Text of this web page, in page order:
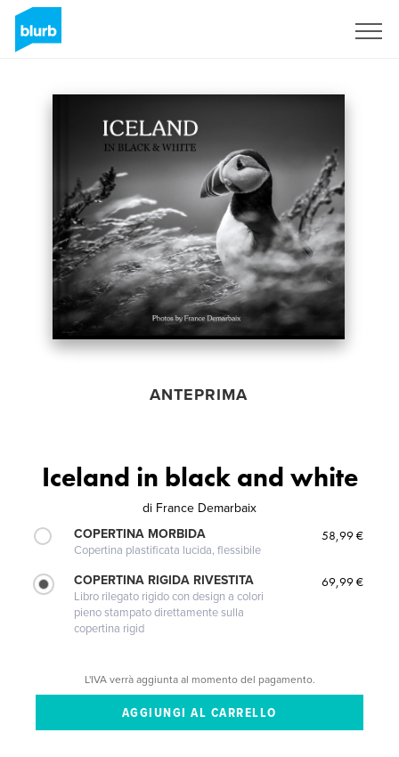
ANTEPRIMA
Iceland in black and white
di France Demarbaix
COPERTINA MORBIDA
Copertina plastificata lucida, flessibile
58,99 €
COPERTINA RIGIDA RIVESTITA
Libro rilegato rigido con design a colori
pieno stampato direttamente sulla
copertina rigid
69,99 €
L'IVA verrà aggiunta al momento del pagamento.